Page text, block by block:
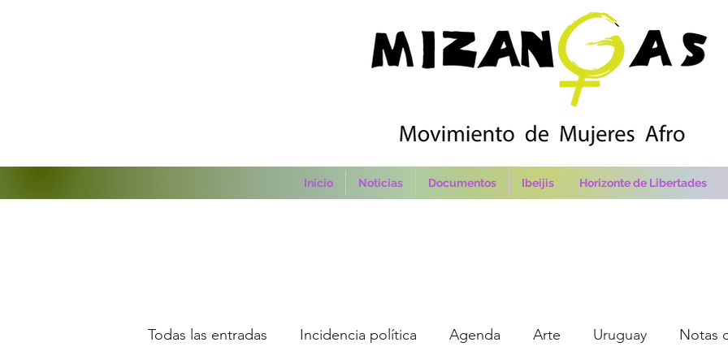
Inicio Noticias Documentos Ibeijis Horizonte de Libertades
Todas las entradas Incidencia política Agenda Arte Uruguay Notas